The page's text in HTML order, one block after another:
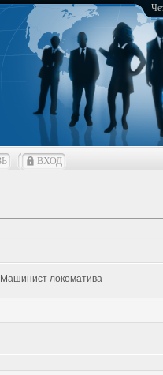
ВХОД
Машинист локоматива